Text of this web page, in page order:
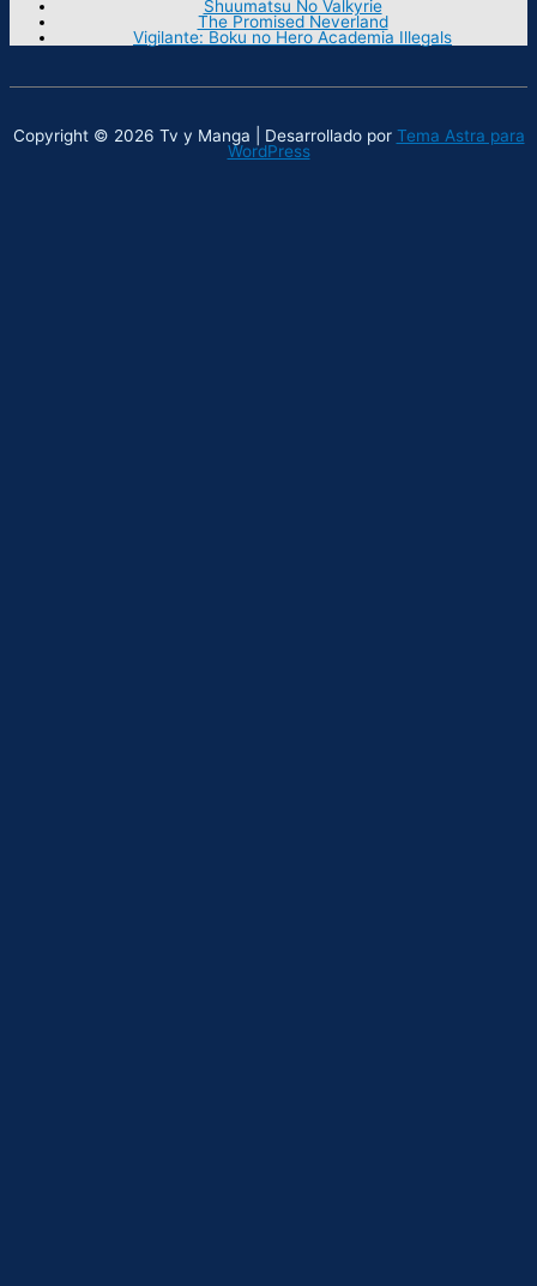
Shuumatsu No Valkyrie
The Promised Neverland
Vigilante: Boku no Hero Academia Illegals
Copyright © 2026 Tv y Manga | Desarrollado por Tema Astra para
WordPress